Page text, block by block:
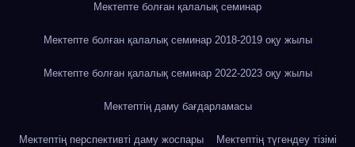
Мектепте болған қалалық семинар
Мектепте болған қалалық семинар 2018-2019 оқу жылы
Мектепте болған қалалық семинар 2022-2023 оқу жылы
Мектептің даму бағдарламасы
Мектептің перспективті даму жоспары Мектептің түгендеу тізімі